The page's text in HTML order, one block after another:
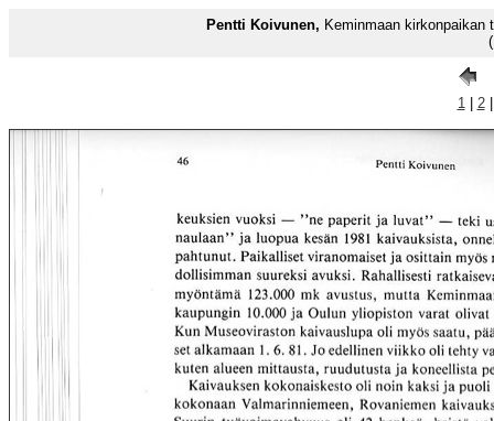
Pentti Koivunen, Keminmaan kirkonpaikan
1| 2